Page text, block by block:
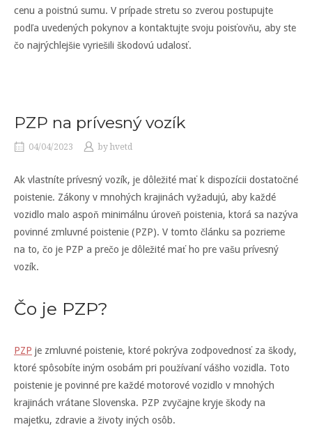
cenu a poistnú sumu. V prípade stretu so zverou postupujte
podľa uvedených pokynov a kontaktujte svoju poisťovňu, aby ste
čo najrýchlejšie vyriešili škodovú udalosť.
PZP na prívesný vozík
04/04/2023 by hvetd
Ak vlastníte prívesný vozík, je dôležité mať k dispozícii dostatočné
poistenie. Zákony v mnohých krajinách vyžadujú, aby každé
vozidlo malo aspoň minimálnu úroveň poistenia, ktorá sa nazýva
povinné zmluvné poistenie (PZP). V tomto článku sa pozrieme
na to, čo je PZP a prečo je dôležité mať ho pre vašu prívesný
vozík.
Čo je PZP?
PZP je zmluvné poistenie, ktoré pokrýva zodpovednosť za škody,
ktoré spôsobíte iným osobám pri používaní vášho vozidla. Toto
poistenie je povinné pre každé motorové vozidlo v mnohých
krajinách vrátane Slovenska. PZP zvyčajne kryje škody na
majetku, zdravie a životy iných osôb.